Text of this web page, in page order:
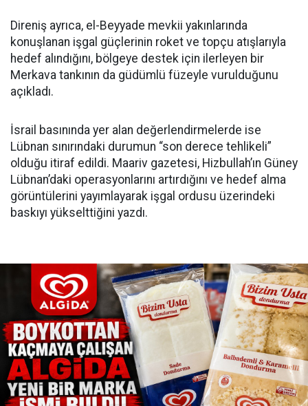
Direniş ayrıca, el-Beyyade mevkii yakınlarında
konuşlanan işgal güçlerinin roket ve topçu atışlarıyla
hedef alındığını, bölgeye destek için ilerleyen bir
Merkava tankının da güdümlü füzeyle vurulduğunu
açıkladı.
İsrail basınında yer alan değerlendirmelerde ise
Lübnan sınırındaki durumun “son derece tehlikeli”
olduğu itiraf edildi. Maariv gazetesi, Hizbullah’ın Güney
Lübnan’daki operasyonlarını artırdığını ve hedef alma
görüntülerini yayımlayarak işgal ordusu üzerindeki
baskıyı yükselttiğini yazdı.